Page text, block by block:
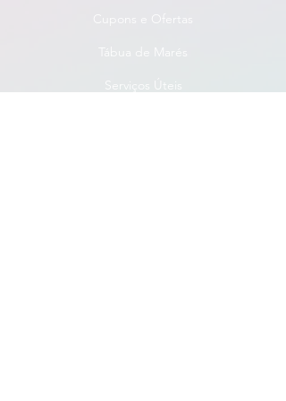
Cupons e Ofertas
Tábua de Marés
Serviços Úteis